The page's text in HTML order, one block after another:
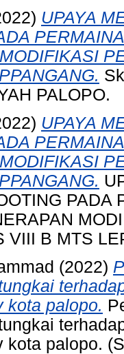
UPAYA
PALOPO.
UPAYA
PADA
VIII B MTS
(2022)
kota palopo.
kota palopo.